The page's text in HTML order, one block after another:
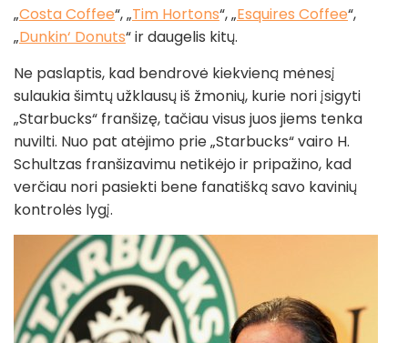
„Costa Coffee“, „Tim Hortons“, „Esquires Coffee“,
„Dunkin‘ Donuts“ ir daugelis kitų.
Ne paslaptis, kad bendrovė kiekvieną mėnesį
sulaukia šimtų užklausų iš žmonių, kurie nori įsigyti
„Starbucks“ franšizę, tačiau visus juos jiems tenka
nuvilti. Nuo pat atėjimo prie „Starbucks“ vairo H.
Schultzas franšizavimu netikėjo ir pripažino, kad
verčiau nori pasiekti bene fanatišką savo kavinių
kontrolės lygį.